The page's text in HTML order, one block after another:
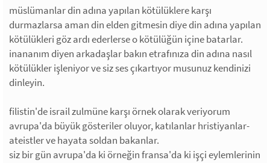
müslümanlar din adına yapılan kötülüklere karşı
durmazlarsa aman din elden gitmesin diye din adına yapılan
kötülükleri göz ardı ederlerse o kötülüğün içine batarlar.
inananım diyen arkadaşlar bakın etrafınıza din adına nasıl
kötülükler işleniyor ve siz ses çıkartıyor musunuz kendinizi
dinleyin.
filistin'de israil zulmüne karşı örnek olarak veriyorum
avrupa'da büyük gösteriler oluyor, katılanlar hristiyanlar-
ateistler ve hayata soldan bakanlar.
siz bir gün avrupa'da ki örneğin fransa'da ki işçi eylemlerinin